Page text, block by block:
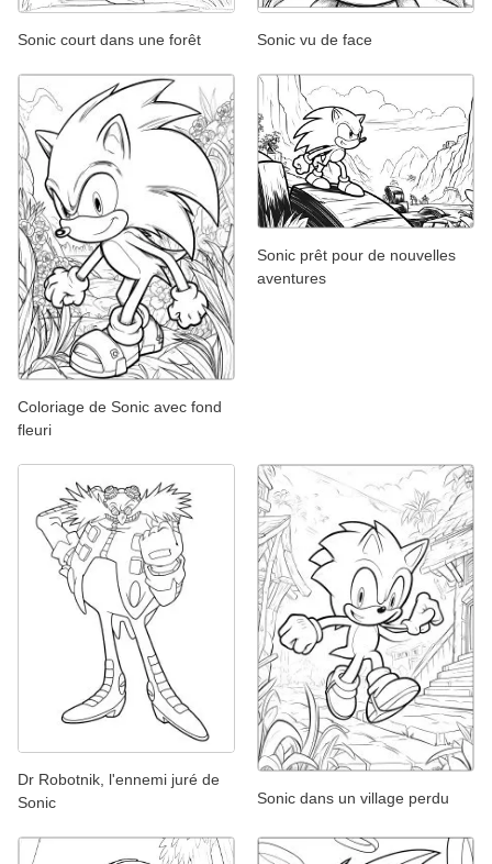
Sonic court dans une forêt Sonic vu de face
Coloriage de Sonic avec fond
fleuri
Sonic prêt pour de nouvelles
aventures
Dr Robotnik, l'ennemi juré de
Sonic
Sonic dans un village perdu